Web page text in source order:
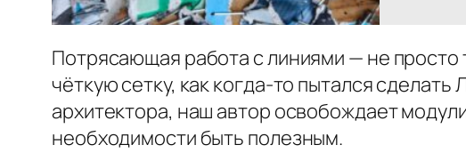
Потрясающая работа с линиями — не
чёткую сетку, как когда-то пытался
архитектора, наш автор освобождает
необходимости быть полезным.